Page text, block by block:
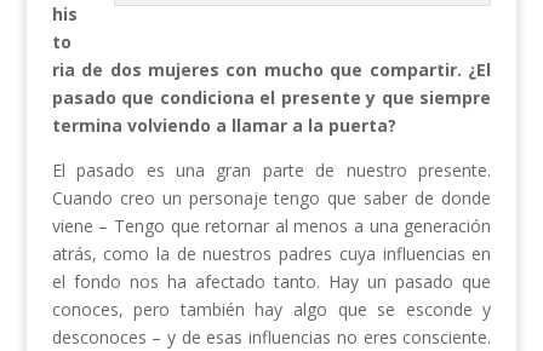
his
to
ria de dos mujeres con mucho que compartir. ¿El
pasado que condiciona el presente y que siempre
termina volviendo a llamar a la puerta?
El pasado es una gran parte de nuestro presente.
Cuando creo un personaje tengo que saber de donde
viene – Tengo que retornar al menos a una generación
atrás, como la de nuestros padres cuya influencias en
el fondo nos ha afectado tanto. Hay un pasado que
conoces, pero también hay algo que se esconde y
desconoces – y de esas influencias no eres consciente.